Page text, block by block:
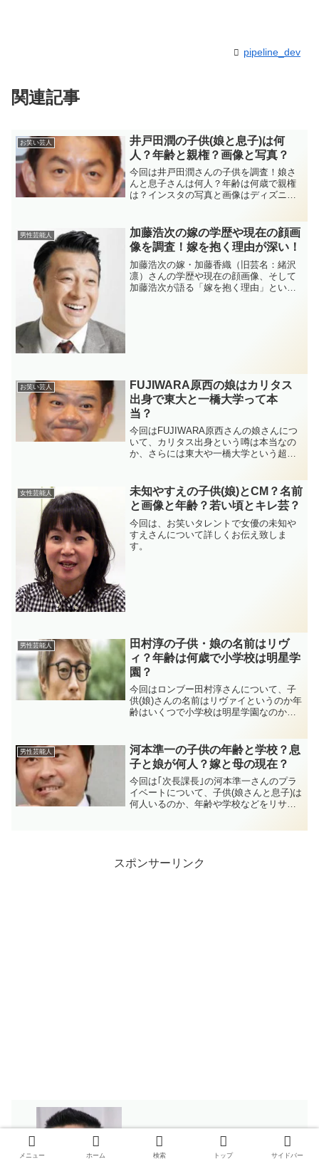
pipeline_dev
関連記事
お笑い芸人
井戸田潤の子供(娘と息子)は何
人？年齢と親権？画像と写真？
今回は井戸田潤さんの子供を調査！娘さ
んと息子さんは何人？年齢は何歳で親権
は？インスタの写真と画像はディズニ
男性芸能人
加藤浩次の嫁の学歴や現在の顔画
像を調査！嫁を抱く理由が深い！
加藤浩次の嫁・加藤香織（旧芸名：緒沢
凛）さんの学歴や現在の顔画像、そして
加藤浩次が語る「嫁を抱く理由」という
お笑い芸人
FUJIWARA原西の娘はカリタス
出身で東大と一橋大学って本
当？
今回はFUJIWARA原西さんの娘さんにつ
いて、カリタス出身という噂は本当なの
か、さらには東大や一橋大学という超名
女性芸能人
未知やすえの子供(娘)とCM？名前
と画像と年齢？若い頃とキレ芸？
今回は、お笑いタレントで女優の未知や
すえさんについて詳しくお伝え致しま
す。
男性芸能人
田村淳の子供・娘の名前はリヴ
ィ？年齢は何歳で小学校は明星学
園？
今回はロンブー田村淳さんについて、子
供(娘)さんの名前はリヴァイというのか年
齢はいくつで小学校は明星学園なのか？
男性芸能人
河本準一の子供の年齢と学校？息
子と娘が何人？嫁と母の現在？
今回は｢次長課長｣の河本準一さんのプラ
イベートについて、子供(娘さんと息子)は
何人いるのか、年齢や学校などをリサー
スポンサーリンク
本木雅弘の子供(息子と娘)の名前と長男と
画像？バスケと身長とパリコレ？
メニュー ホーム 検索 トップ サイドバー